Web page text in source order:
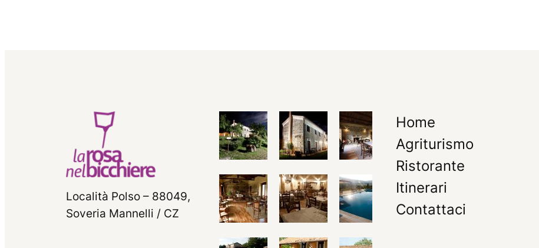
Località Polso – 88049,
Soveria Mannelli / CZ
Home
Agriturismo
Ristorante
Itinerari
Contattaci